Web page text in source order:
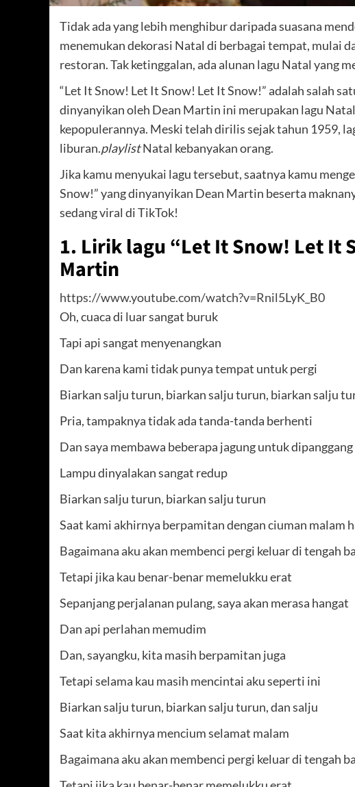
Tidak ada yang lebih menghibur daripada suasana
menemukan dekorasi Natal di berbagai tempat, mulai
restoran. Tak ketinggalan, ada alunan lagu Natal yang
“Let It Snow! Let It Snow! Let It Snow!” adalah salah
dinyanyikan oleh Dean Martin ini merupakan lagu
kepopulerannya. Meski telah dirilis sejak tahun 1959,
liburan.playlistNatal kebanyakan orang.
Jika kamu menyukai lagu tersebut, saatnya kamu
Snow!” yang dinyanyikan Dean Martin beserta
sedang viral di TikTok!
1. Lirik lagu “Let It Snow! Let It
Martin
https://www.youtube.com/watch?v=Rnil5LyK_B0
Oh, cuaca di luar sangat buruk
Tapi api sangat menyenangkan
Dan karena kami tidak punya tempat untuk pergi
Biarkan salju turun, biarkan salju turun, biarkan salju
Pria, tampaknya tidak ada tanda-tanda berhenti
Dan saya membawa beberapa jagung untuk dipanggang
Lampu dinyalakan sangat redup
Biarkan salju turun, biarkan salju turun
Saat kami akhirnya berpamitan dengan ciuman malam
Bagaimana aku akan membenci pergi keluar di tengah
Tetapi jika kau benar-benar memelukku erat
Sepanjang perjalanan pulang, saya akan merasa hangat
Dan api perlahan memudim
Dan, sayangku, kita masih berpamitan juga
Tetapi selama kau masih mencintai aku seperti ini
Biarkan salju turun, biarkan salju turun, dan salju
Saat kita akhirnya mencium selamat malam
Bagaimana aku akan membenci pergi keluar di tengah